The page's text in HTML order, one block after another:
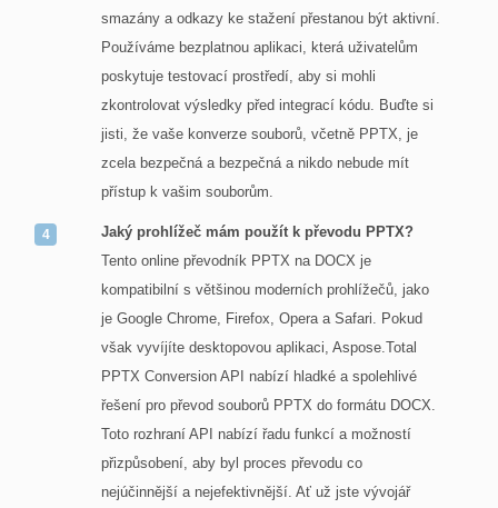
smazány a odkazy ke stažení přestanou být aktivní.
Používáme bezplatnou aplikaci, která uživatelům
poskytuje testovací prostředí, aby si mohli
zkontrolovat výsledky před integrací kódu. Buďte si
jisti, že vaše konverze souborů, včetně PPTX, je
zcela bezpečná a bezpečná a nikdo nebude mít
přístup k vašim souborům.
Jaký prohlížeč mám použít k převodu PPTX?
Tento online převodník PPTX na DOCX je
kompatibilní s většinou moderních prohlížečů, jako
je Google Chrome, Firefox, Opera a Safari. Pokud
však vyvíjíte desktopovou aplikaci, Aspose.Total
PPTX Conversion API nabízí hladké a spolehlivé
řešení pro převod souborů PPTX do formátu DOCX.
Toto rozhraní API nabízí řadu funkcí a možností
přizpůsobení, aby byl proces převodu co
nejúčinnější a nejefektivnější. Ať už jste vývojář